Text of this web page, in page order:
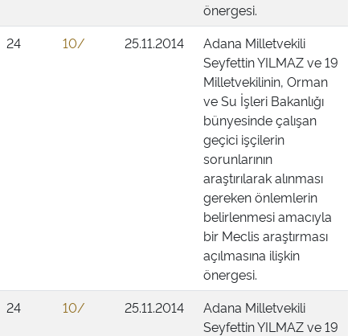
önergesi.
24
10/ 25.11.2014
Adana Milletvekili
Seyfettin YILMAZ ve 19
Milletvekilinin, Orman
ve Su İşleri Bakanlığı
bünyesinde çalışan
geçici işçilerin
sorunlarının
araştırılarak alınması
gereken önlemlerin
belirlenmesi amacıyla
bir Meclis araştırması
açılmasına ilişkin
önergesi.
24
10/ 25.11.2014
Adana Milletvekili
Seyfettin YILMAZ ve 19